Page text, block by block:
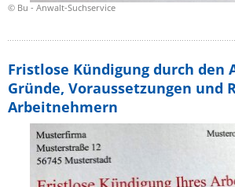
© Bu - Anwalt-Suchservice
Fristlose Kündigung durch den
Gründe, Voraussetzungen und
Arbeitnehmern